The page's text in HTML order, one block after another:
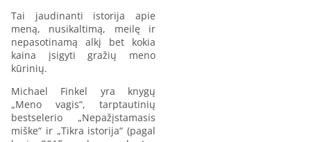
Tai jaudinanti istorija apie
meną, nusikaltimą, meilę ir
nepasotinamą alkį bet kokia
kaina įsigyti gražių meno
kūrinių.
Michael Finkel yra knygų
„Meno vagis“, tarptautinių
bestselerio „Nepažįstamasis
miške“ ir „Tikra istorija“ (pagal